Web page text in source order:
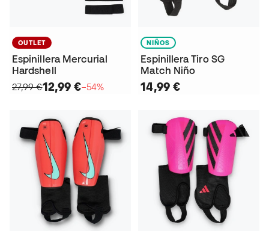
OUTLET
Espinillera Mercurial
Hardshell
27,99 €12,99 €−54%
NIÑOS
Espinillera Tiro SG
Match Niño
14,99 €